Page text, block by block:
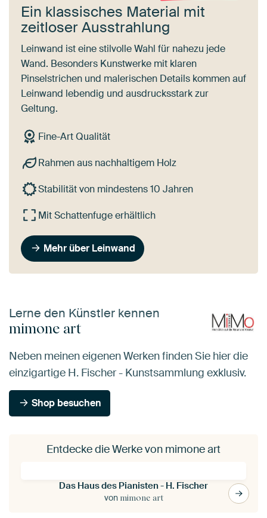
Ein klassisches Material mit
zeitloser Ausstrahlung
Leinwand ist eine stilvolle Wahl für nahezu jede
Wand. Besonders Kunstwerke mit klaren
Pinselstrichen und malerischen Details kommen auf
Leinwand lebendig und ausdrucksstark zur
Geltung.
Fine-Art Qualität
Rahmen aus nachhaltigem Holz
Stabilität von mindestens 10 Jahren
Mit Schattenfuge erhältlich
Mehr über Leinwand
Lerne den Künstler kennen
mimone art
Neben meinen eigenen Werken finden Sie hier die
einzigartige H. Fischer - Kunstsammlung exklusiv.
Shop besuchen
Entdecke die Werke von mimone art
Das Haus des Pianisten - H. Fischer
von mimone art